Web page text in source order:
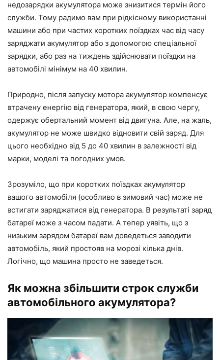
недозарядки акумулятора може знизитися термін його
служби. Тому радимо вам при рідкісному використанні
машини або при частих коротких поїздках час від часу
заряджати акумулятор або з допомогою спеціальної
зарядки, або раз на тиждень здійснювати поїздки на
автомобілі мінімум на 40 хвилин.
Природно, після запуску мотора акумулятор компенсує
втрачену енергію від генератора, який, в свою чергу,
одержує обертальний момент від двигуна. Але, на жаль,
акумулятор не може швидко відновити свій заряд. Для
цього необхідно від 5 до 40 хвилин в залежності від
марки, моделі та погодних умов.
Зрозуміло, що при коротких поїздках акумулятор
вашого автомобіля (особливо в зимовий час) може не
встигати заряджатися від генератора. В результаті заряд
батареї може з часом падати. А тепер уявіть, що з
низьким зарядом батареї вам доведеться заводити
автомобіль, який простояв на морозі кілька днів.
Логічно, що машина просто не заведеться.
Як можна збільшити строк служби
автомобільного акумулятора?